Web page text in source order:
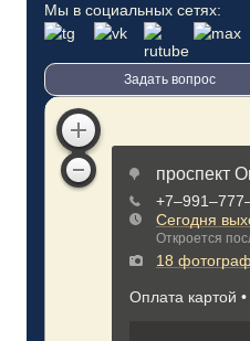
Мы в социальных сетях:
Задать вопрос